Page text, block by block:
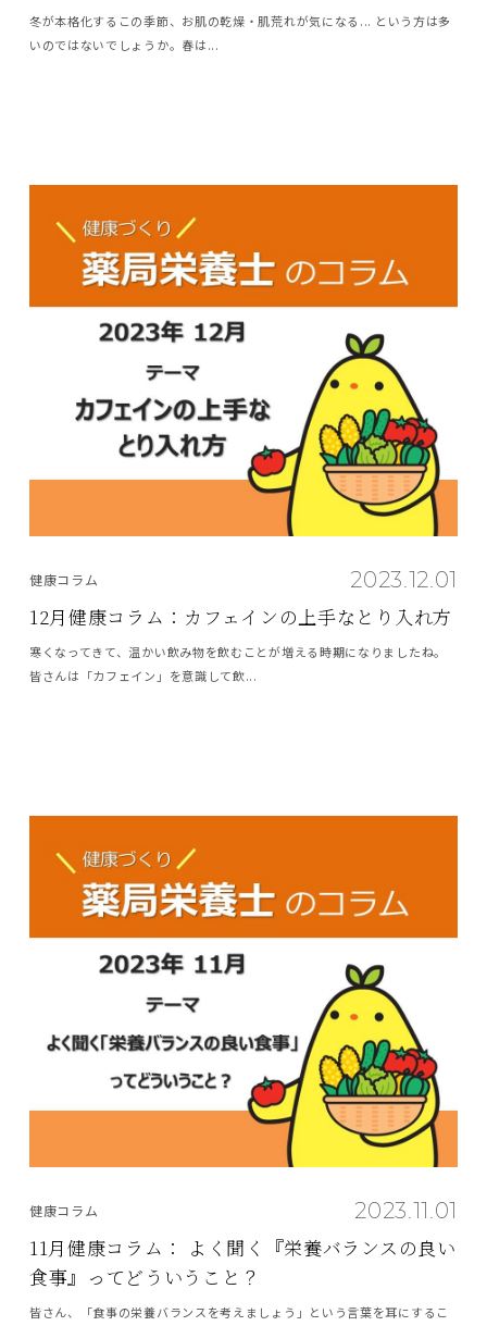
冬が本格化するこの季節、お肌の乾燥・肌荒れが気になる... という方は多
いのではないでしょうか。春は...
2023.12.01
健康コラム
12月健康コラム：カフェインの上手なとり入れ方
寒くなってきて、温かい飲み物を飲むことが増える時期になりましたね。
皆さんは「カフェイン」を意識して飲...
2023.11.01
健康コラム
11月健康コラム： よく聞く『栄養バランスの良い
食事』ってどういうこと？
皆さん、「食事の栄養バランスを考えましょう」という言葉を耳にするこ